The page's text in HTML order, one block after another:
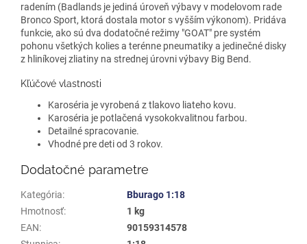
radením (Badlands je jediná úroveň výbavy v modelovom rade
Bronco Sport, ktorá dostala motor s vyšším výkonom). Pridáva
funkcie, ako sú dva dodatočné režimy "GOAT" pre systém
pohonu všetkých kolies a terénne pneumatiky a jedinečné disky
z hliníkovej zliatiny na strednej úrovni výbavy Big Bend.
Kľúčové vlastnosti
Karoséria je vyrobená z tlakovo liateho kovu.
Karoséria je potlačená vysokokvalitnou farbou.
Detailné spracovanie.
Vhodné pre deti od 3 rokov.
Dodatočné parametre
Kategória:
Bburago 1:18
Hmotnosť:
1 kg
EAN:
90159314578